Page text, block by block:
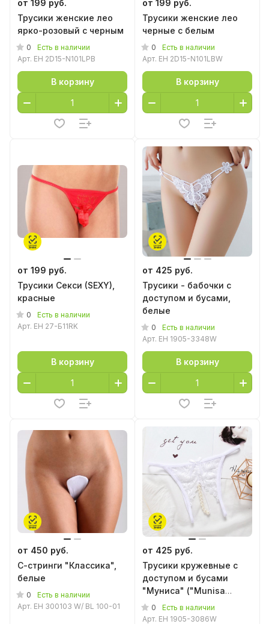
от 199 руб.
Трусики женские лео
ярко-розовый с черным
0
Есть в наличии
Арт. EH 2D15-N101LPB
В корзину
от 199 руб.
Трусики женские лео
черные с белым
0
Есть в наличии
Арт. EH 2D15-N101LBW
В корзину
от 199 руб.
Трусики Секси (SEXY),
красные
0
Есть в наличии
Арт. EH 27-Б11RK
В корзину
от 425 руб.
Трусики - бабочки с
доступом и бусами,
белые
0
Есть в наличии
Арт. EH 1905-3348W
В корзину
от 450 руб.
С-стринги "Классика",
белые
0
Есть в наличии
Арт. EH 300103 W/ BL 100-01
от 425 руб.
Трусики кружевные с
доступом и бусами
"Муниса" ("Munisa
Panties White") белые
0
Есть в наличии
Арт. EH 1905-3086W